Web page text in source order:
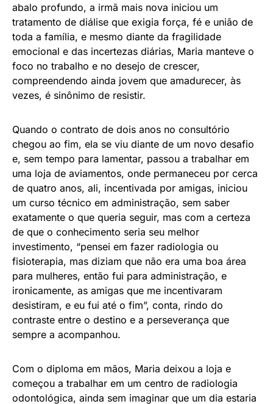
abalo profundo, a irmã mais nova iniciou um
tratamento de diálise que exigia força, fé e união de
toda a família, e mesmo diante da fragilidade
emocional e das incertezas diárias, Maria manteve o
foco no trabalho e no desejo de crescer,
compreendendo ainda jovem que amadurecer, às
vezes, é sinônimo de resistir.
Quando o contrato de dois anos no consultório
chegou ao fim, ela se viu diante de um novo desafio
e, sem tempo para lamentar, passou a trabalhar em
uma loja de aviamentos, onde permaneceu por cerca
de quatro anos, ali, incentivada por amigas, iniciou
um curso técnico em administração, sem saber
exatamente o que queria seguir, mas com a certeza
de que o conhecimento seria seu melhor
investimento, “pensei em fazer radiologia ou
fisioterapia, mas diziam que não era uma boa área
para mulheres, então fui para administração, e
ironicamente, as amigas que me incentivaram
desistiram, e eu fui até o fim”, conta, rindo do
contraste entre o destino e a perseverança que
sempre a acompanhou.
Com o diploma em mãos, Maria deixou a loja e
começou a trabalhar em um centro de radiologia
odontológica, ainda sem imaginar que um dia estaria